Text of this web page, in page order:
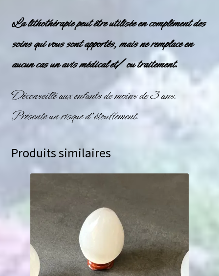
La lithothérapie peut être utilisée en complément des
soins qui vous sont apportés, mais ne remplace en
aucun cas un avis médical et/ ou traitement.
Déconseillé aux enfants de moins de 3 ans.
Présente un risque d’étouffement.
Produits similaires